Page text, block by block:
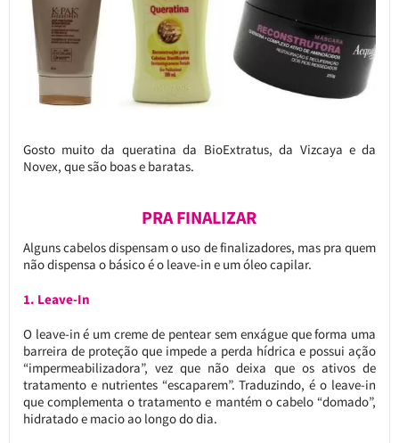
Gosto muito da queratina da BioExtratus, da Vizcaya e da
Novex, que são boas e baratas.
PRA FINALIZAR
Alguns cabelos dispensam o uso de finalizadores, mas pra quem
não dispensa o básico é o leave-in e um óleo capilar.
1. Leave-In
O leave-in é um creme de pentear sem enxágue que forma uma
barreira de proteção que impede a perda hídrica e possui ação
“impermeabilizadora”, vez que não deixa que os ativos de
tratamento e nutrientes “escaparem”. Traduzindo, é o leave-in
que complementa o tratamento e mantém o cabelo “domado”,
hidratado e macio ao longo do dia.